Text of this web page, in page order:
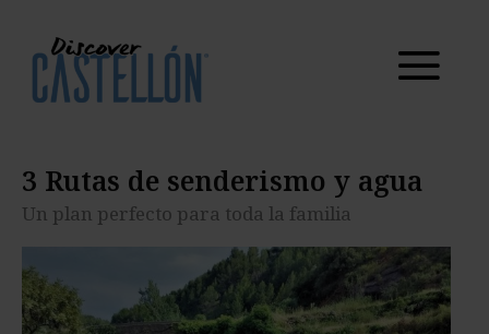
agua
3 Rutas de senderismo y agua
Un plan perfecto para toda la familia